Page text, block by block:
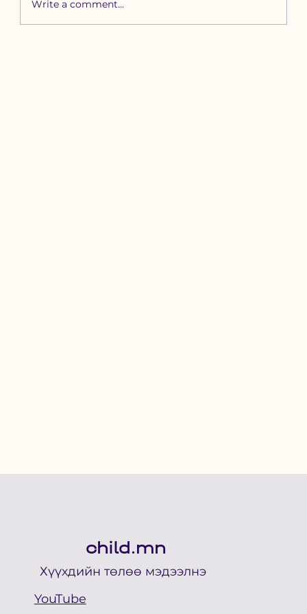
Write a comment...
child.mn
Хүүхдийн төлөө мэдээлнэ
YouTube